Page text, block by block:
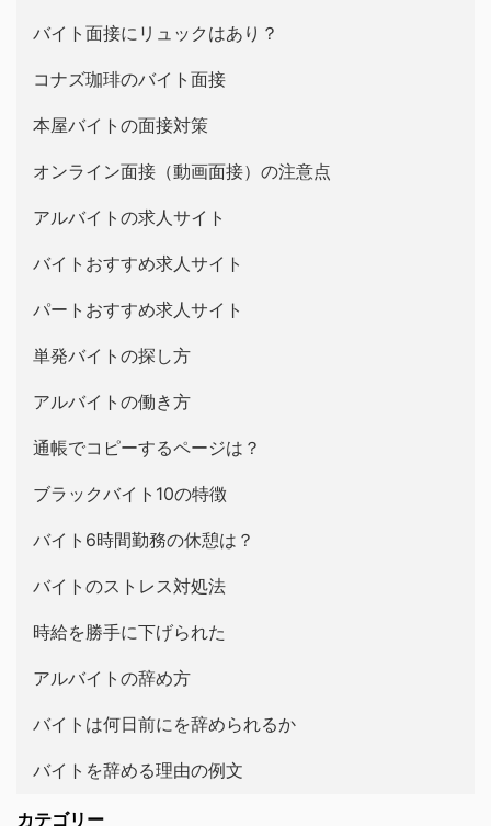
バイト面接にリュックはあり？
コナズ珈琲のバイト面接
本屋バイトの面接対策
オンライン面接（動画面接）の注意点
アルバイトの求人サイト
バイトおすすめ求人サイト
パートおすすめ求人サイト
単発バイトの探し方
アルバイトの働き方
通帳でコピーするページは？
ブラックバイト10の特徴
バイト6時間勤務の休憩は？
バイトのストレス対処法
時給を勝手に下げられた
アルバイトの辞め方
バイトは何日前にを辞められるか
バイトを辞める理由の例文
カテゴリー